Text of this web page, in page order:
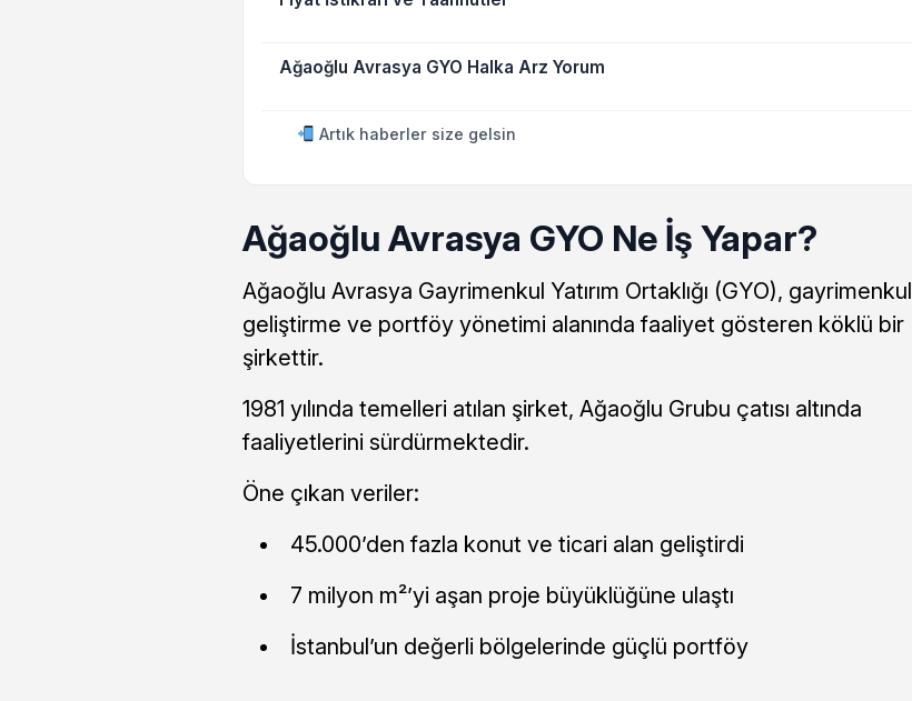
Ağaoğlu Avrasya GYO Halka Arz Yorum
Artık haberler size gelsin
Ağaoğlu Avrasya GYO Ne İş Yapar?
Ağaoğlu Avrasya Gayrimenkul Yatırım Ortaklığı (GYO), gayrimenkul
geliştirme ve portföy yönetimi alanında faaliyet gösteren köklü bir
şirkettir.
1981 yılında temelleri atılan şirket, Ağaoğlu Grubu çatısı altında
faaliyetlerini sürdürmektedir.
Öne çıkan veriler:
45.000’den fazla konut ve ticari alan geliştirdi
7 milyon m²’yi aşan proje büyüklüğüne ulaştı
İstanbul’un değerli bölgelerinde güçlü portföy